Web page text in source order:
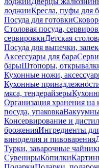
лоджииКресла, пуфы для
Посуда для готовки
Столовая посуда,
сервировкиДетская
Посуда для выпечки,
Аксессуары для бара
барыШтопоры,
Кухонные ножи,
Кухонные
мяса, тендерайзеры
Организация хранения на
посуда, упаковка
Консервирование и
броженияИнгредиенты
виноделия и пивоварения
Турки, заварочные
СувенирыКопилки